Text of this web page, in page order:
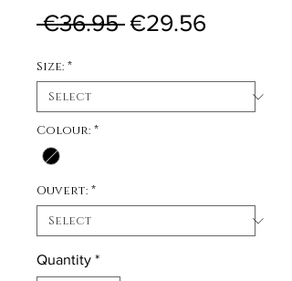
€36.95 Regular Price
€29.56
Size: *
Colour: *
Ouvert: *
Quantity *